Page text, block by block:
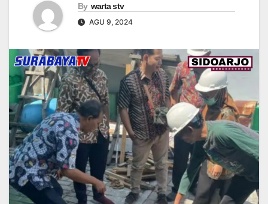
By warta stv
AGU 9, 2024